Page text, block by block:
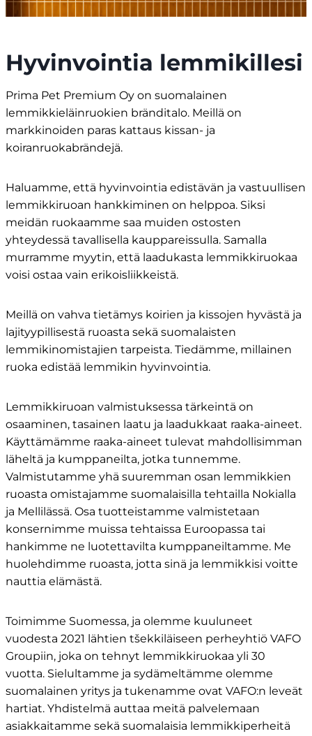
Hyvinvointia lemmikillesi
Prima Pet Premium Oy on suomalainen
lemmikkieläinruokien bränditalo. Meillä on
markkinoiden paras kattaus kissan- ja
koiranruokabrändejä.
Haluamme, että hyvinvointia edistävän ja vastuullisen
lemmikkiruoan hankkiminen on helppoa. Siksi
meidän ruokaamme saa muiden ostosten
yhteydessä tavallisella kauppareissulla. Samalla
murramme myytin, että laadukasta lemmikkiruokaa
voisi ostaa vain erikoisliikkeistä.​
Meillä on vahva tietämys koirien ja kissojen hyvästä ja
lajityypillisestä ruoasta sekä suomalaisten
lemmikinomistajien tarpeista. Tiedämme, millainen
ruoka edistää lemmikin hyvinvointia. ​
Lemmikkiruoan valmistuksessa tärkeintä on
osaaminen, tasainen laatu ja laadukkaat raaka-aineet.
Käyttämämme raaka-aineet tulevat mahdollisimman
läheltä ja kumppaneilta, jotka tunnemme.
Valmistutamme yhä suuremman osan lemmikkien
ruoasta omistajamme suomalaisilla tehtailla Nokialla
ja Mellilässä. Osa tuotteistamme valmistetaan
konsernimme muissa tehtaissa Euroopassa tai
hankimme ne luotettavilta kumppaneiltamme. Me
huolehdimme ruoasta, jotta sinä ja lemmikkisi voitte
nauttia elämästä.​
Toimimme Suomessa, ja olemme kuuluneet
vuodesta 2021 lähtien tšekkiläiseen perheyhtiö VAFO
Groupiin, joka on tehnyt lemmikkiruokaa yli 30
vuotta. Sielultamme ja sydämeltämme olemme
suomalainen yritys ja tukenamme ovat VAFO:n leveät
hartiat. Yhdistelmä auttaa meitä palvelemaan
asiakkaitamme sekä suomalaisia lemmikkiperheitä